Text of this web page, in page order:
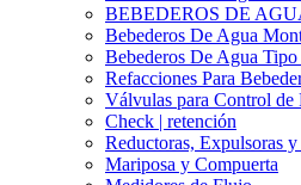
BEBEDEROS DE
Bebederos De Agua
Bebederos De Agua Tipo
Refacciones Para
Válvulas para Control de
Check | retención
Reductoras, Expulsoras
Mariposa y Compuerta